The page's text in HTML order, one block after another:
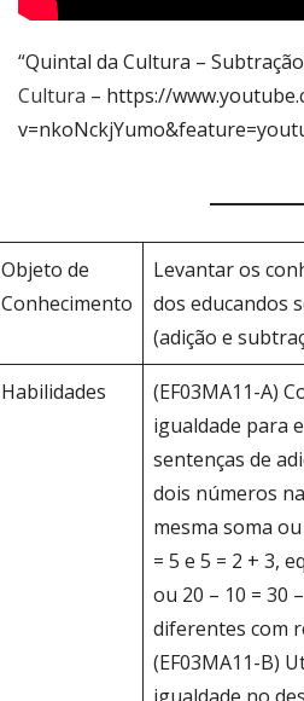
“Quintal da Cultura –
Cultura – https://
Objeto de
Conhecimento
Levantar os
dos educandos
(adição e
Habilidades
(EF03MA11-A)
igualdade para
sentenças de
dois números
mesma soma
= 5 e 5 = 2 + 3,
ou 20 – 10 = 30
diferentes com
(EF03MA11-B)